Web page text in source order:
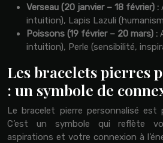
Verseau (20 janvier – 18 février) :
intuition), Lapis Lazuli
Poissons (19 février – 20 mars) :
intuition), Perle (sensibilité,
Les bracelets pierres
: un symbole de
Le bracelet pierre personnalisé est
C’est un symbole qui reflète
aspirations et votre connexion à